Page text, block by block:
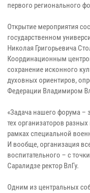
первого регионального
Открытие мероприятия
государственном
Николая Григорьевича
Координационным
сохранение исконного
духовных ориентиров,
Федерации Владимиром
«Задача нашего форума
тех организаторов
рамках специальной
И вообще, организация
воспитательного – с
Саралидзе ректор ВлГу.
Одним из центральных